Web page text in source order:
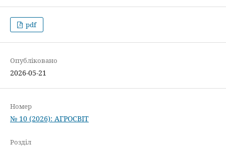
pdf
Опубліковано
2026-05-21
Номер
№ 10 (2026): АГРОСВІТ
Розділ